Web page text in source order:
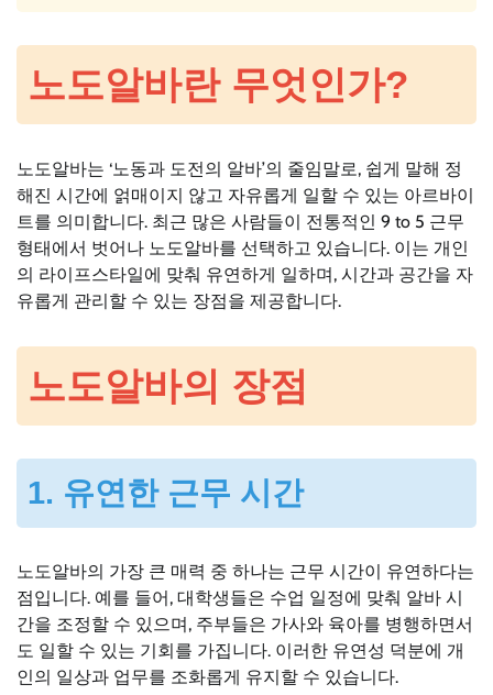
노도알바란 무엇인가?
노도알바는 ‘노동과 도전의 알바’의 줄임말로, 쉽게 말해 정
해진 시간에 얽매이지 않고 자유롭게 일할 수 있는 아르바이
트를 의미합니다. 최근 많은 사람들이 전통적인 9 to 5 근무
형태에서 벗어나 노도알바를 선택하고 있습니다. 이는 개인
의 라이프스타일에 맞춰 유연하게 일하며, 시간과 공간을 자
유롭게 관리할 수 있는 장점을 제공합니다.
노도알바의 장점
1. 유연한 근무 시간
노도알바의 가장 큰 매력 중 하나는 근무 시간이 유연하다는
점입니다. 예를 들어, 대학생들은 수업 일정에 맞춰 알바 시
간을 조정할 수 있으며, 주부들은 가사와 육아를 병행하면서
도 일할 수 있는 기회를 가집니다. 이러한 유연성 덕분에 개
인의 일상과 업무를 조화롭게 유지할 수 있습니다.